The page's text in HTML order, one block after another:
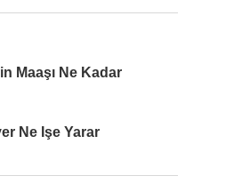
Maaşı Ne Kadar
Ne Işe Yarar